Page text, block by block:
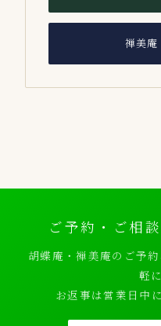
禅美庵
ご予約・ご相
胡蝶庵・禅美庵のご予
軽
お返事は営業日中